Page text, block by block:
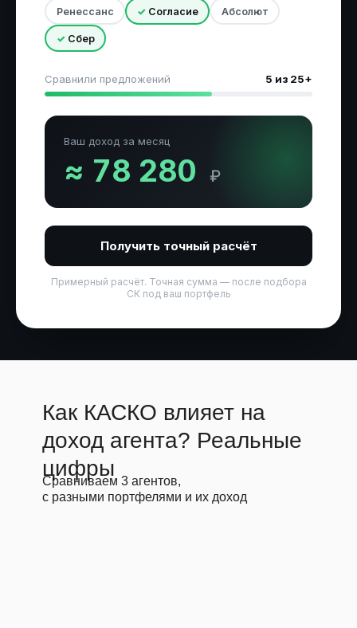
Ренессанс Согласие Абсолют
Сбер
Сравнили предложений 5 из 25+
Ваш доход за месяц
≈ 78 280 ₽
Получить точный расчёт
Примерный расчёт. Точная сумма — после подбора
СК под ваш портфель
Как КАСКО влияет на
доход агента? Реальные
цифры
Сравниваем 3 агентов,
с разными портфелями и их доход